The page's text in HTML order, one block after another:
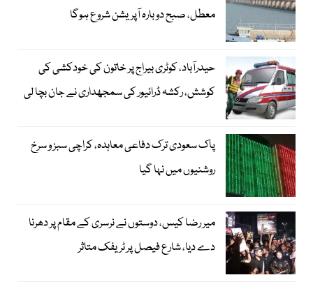
معطل، صبح دوبارہ آپریشن شروع ہوگا
حیدرآباد، کوٹری بیراج پر خاتون کی خودکشی کی
کوشش، رکشہ ڈرائیور کی سمجھداری نے جان بچا لی
پاک سعودی ترک دفاعی معاہدہ، کراچی سبز و سرخ
روشنیوں میں نہا گیا
میر رضا کیس، دوستوں نے نرسری کے مقام پر دھرنا
دے دیا، شارع فیصل پر ٹریفک متاثر